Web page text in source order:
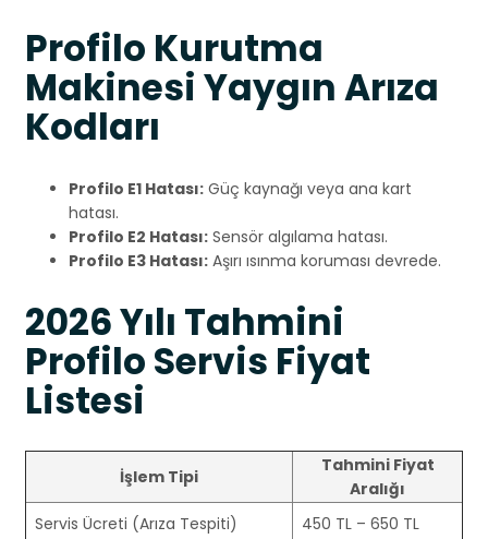
Profilo Kurutma
Makinesi Yaygın Arıza
Kodları
Profilo E1 Hatası: Güç kaynağı veya ana kart
hatası.
Profilo E2 Hatası: Sensör algılama hatası.
Profilo E3 Hatası: Aşırı ısınma koruması devrede.
2026 Yılı Tahmini
Profilo Servis Fiyat
Listesi
İşlem Tipi
Tahmini Fiyat
Aralığı
Servis Ücreti (Arıza Tespiti)
450 TL – 650 TL